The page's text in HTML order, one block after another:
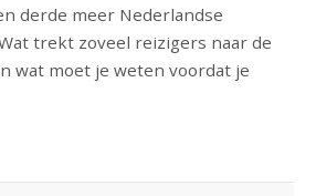
derde meer Nederlandse
trekt zoveel reizigers naar de
wat moet je weten voordat je